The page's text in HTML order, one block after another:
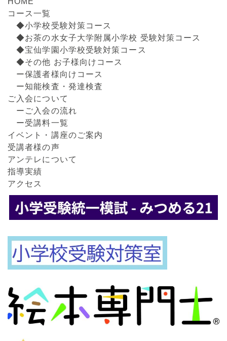
コース一覧
◆小学校受験対策コース
◆お茶の水女子大学附属小学校 受験対策コース
◆宝仙学園小学校受験対策コース
◆その他 お子様向けコース
ー保護者様向けコース
ー知能検査・発達検査
ご入会について
ーご入会の流れ
ー受講料一覧
イベント・講座のご案内
受講者様の声
アンテレについて
指導実績
アクセス